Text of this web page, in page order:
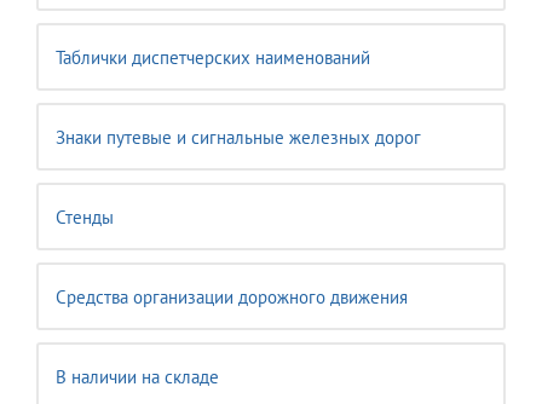
Таблички диспетчерских наименований
Знаки путевые и сигнальные железных дорог
Стенды
Средства организации дорожного движения
В наличии на складе